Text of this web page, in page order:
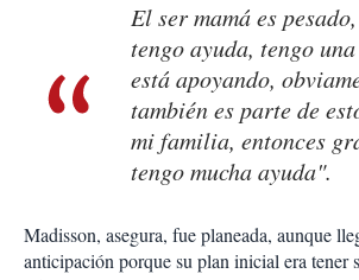
El ser mamá es
tengo ayuda, tengo
está apoyando,
también es parte de
mi familia, entonces
tengo mucha ayuda".
Madisson, asegura, fue planeada, aunque
anticipación porque su plan inicial era tener